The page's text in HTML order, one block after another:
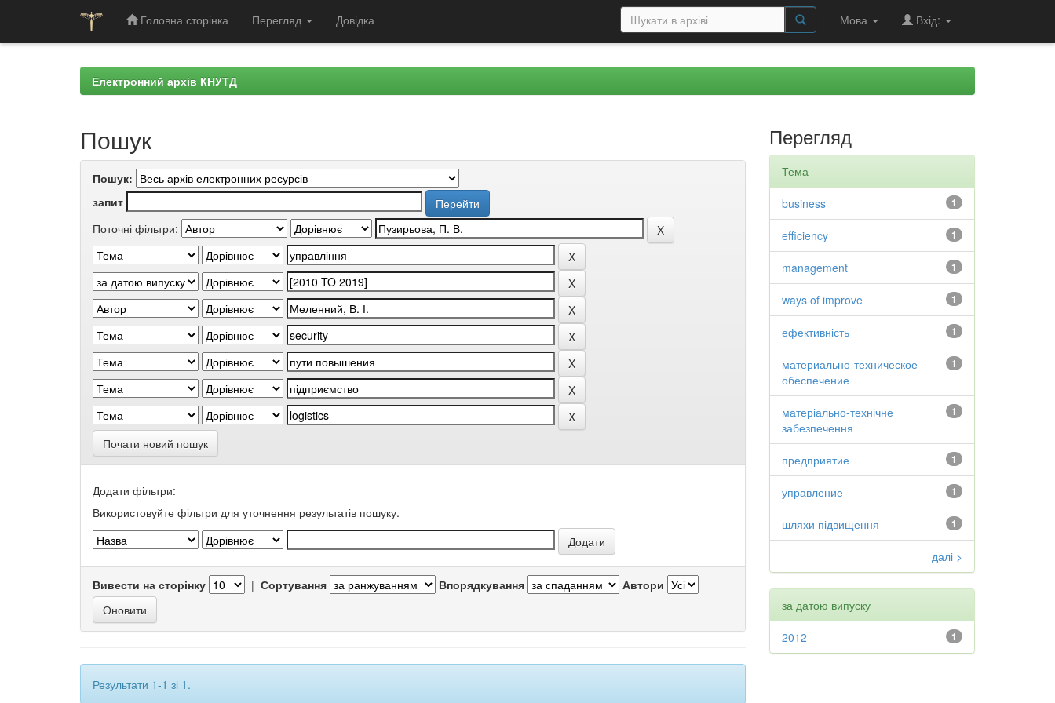
Головна сторінка Перегляд Довідка Мова Вхід:
Електронний архів КНУТД
Пошук
Пошук:
запит
Поточні фільтри:
Почати новий пошук
Додати фільтри:
Використовуйте фільтри для уточнення результатів пошуку.
Вивести на сторінку | Сортування Впорядкування Автори
Результати 1-1 зі 1.
Перегляд
Тема
1
business
1
efficiency
1
management
1
ways of improve
1
ефективність
1
материально-техническое
обеспечение
1
матеріально-технічне
забезпечення
1
предприятие
1
управление
1
шляхи підвищення
далі >
за датою випуску
1
2012